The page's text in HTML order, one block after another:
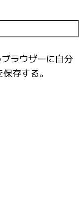
ラウザーに自分
存する。